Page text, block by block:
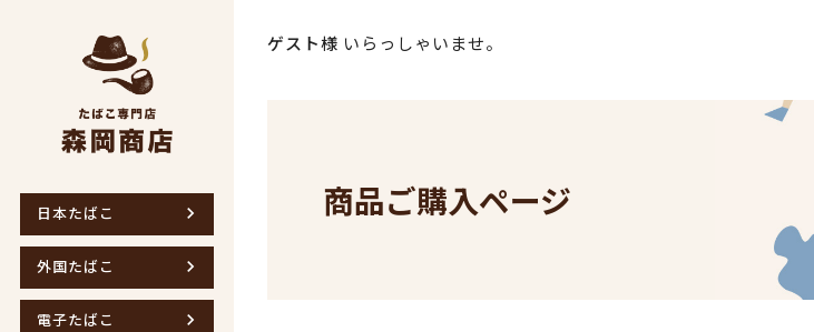
日本たばこ
外国たばこ
電子たばこ
ゲスト様 いらっしゃいませ。
商品ご購入ページ